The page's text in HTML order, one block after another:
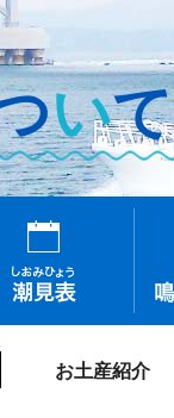
お土産紹介
いて